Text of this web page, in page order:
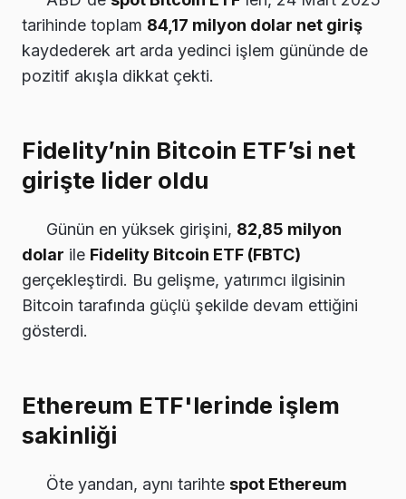
tarihinde toplam 84,17 milyon dolar net giriş
kaydederek art arda yedinci işlem gününde de
pozitif akışla dikkat çekti.
Fidelity’nin Bitcoin ETF’si net
girişte lider oldu
Günün en yüksek girişini, 82,85 milyon
dolar ile Fidelity Bitcoin ETF (FBTC)
gerçekleştirdi. Bu gelişme, yatırımcı ilgisinin
Bitcoin tarafında güçlü şekilde devam ettiğini
gösterdi.
Ethereum ETF'lerinde işlem
sakinliği
Öte yandan, aynı tarihte spot Ethereum